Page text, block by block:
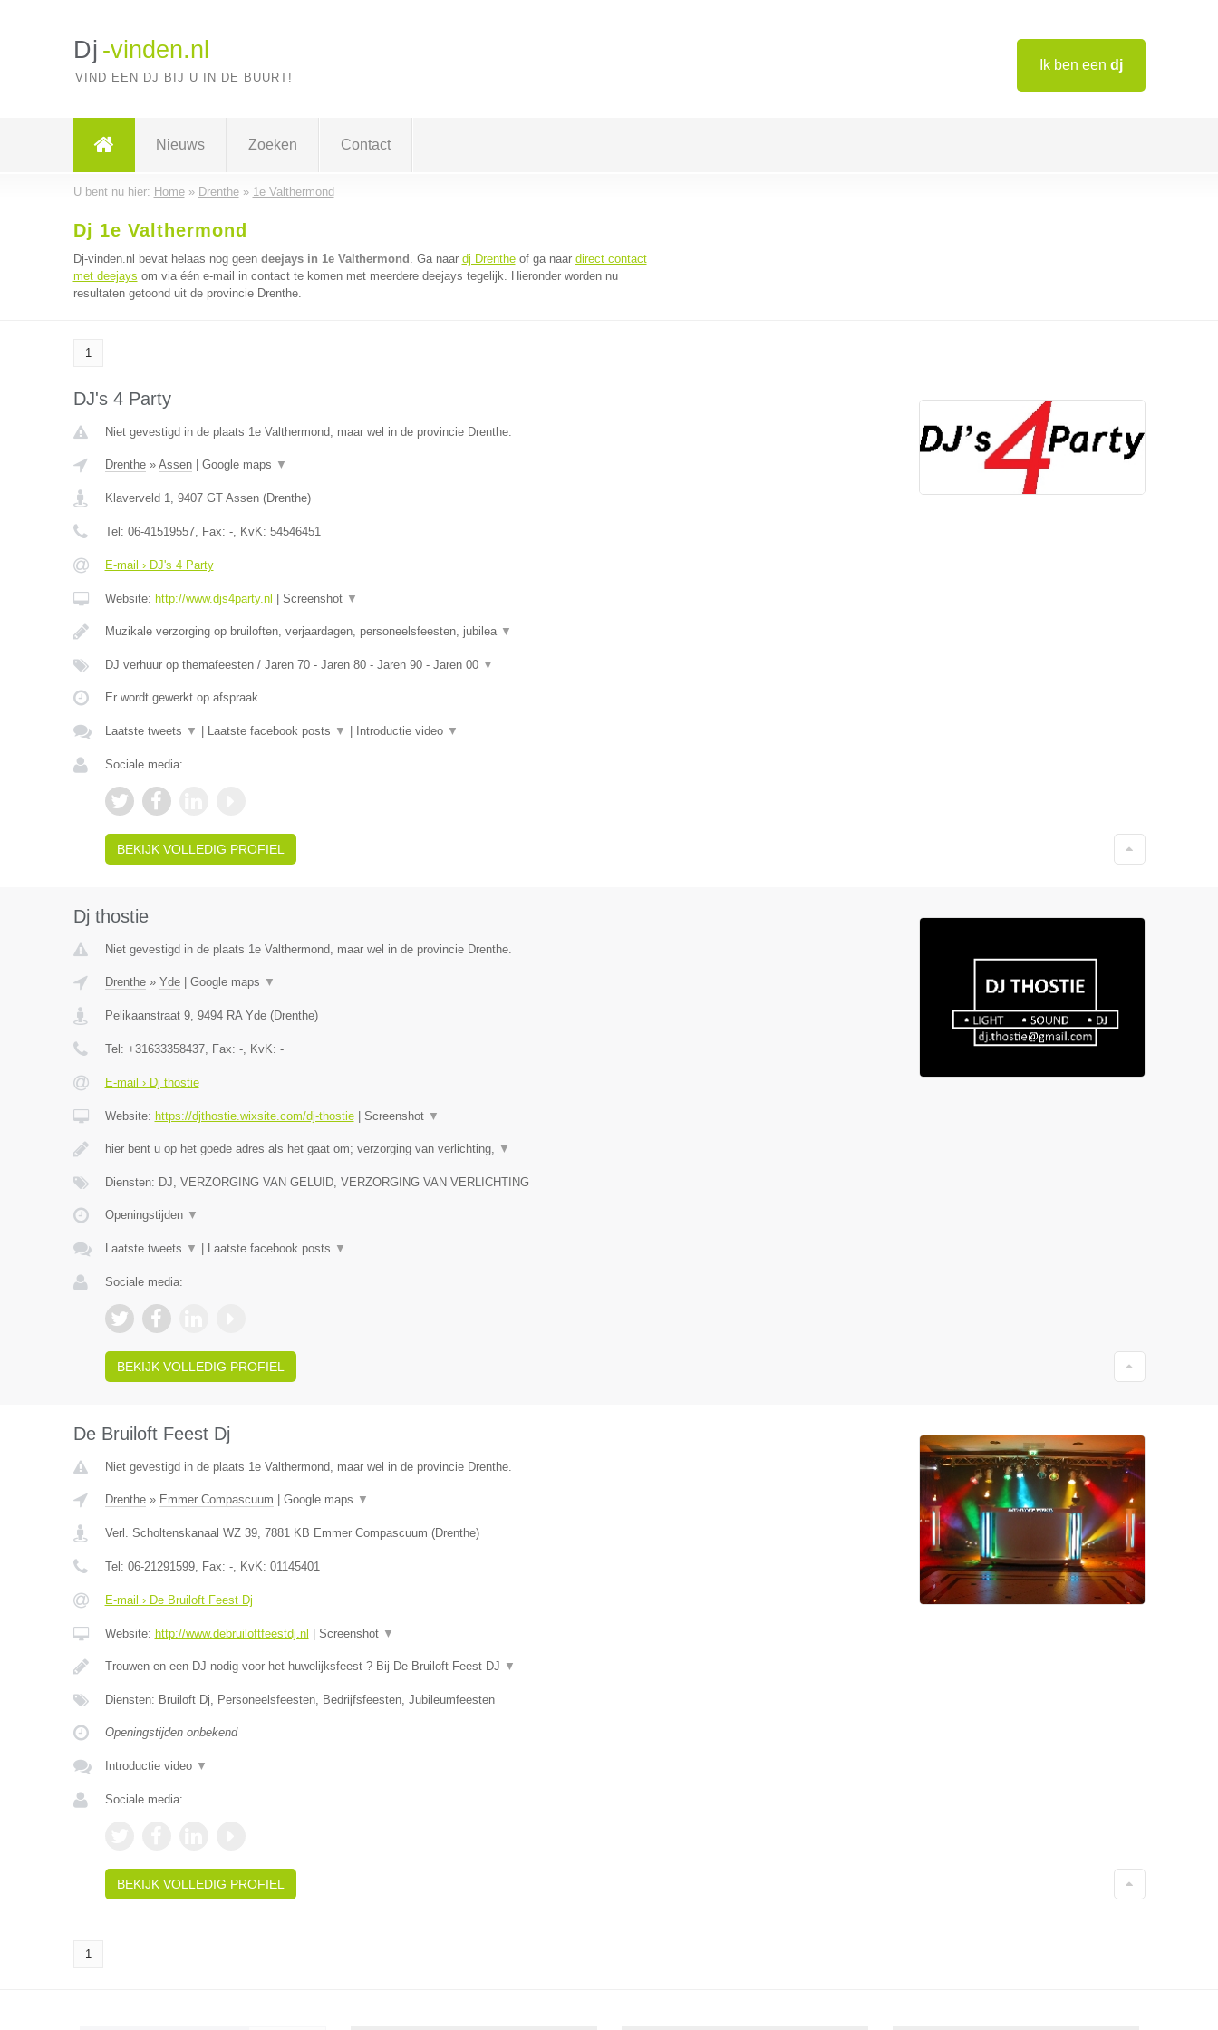
Ik ben een dj
Dj -vinden.nl
VIND EEN DJ BIJ U IN DE BUURT!
Nieuws Zoeken Contact
U bent nu hier: Home» Drenthe» 1e Valthermond
Dj 1e Valthermond
Dj-vinden.nl bevat helaas nog geen deejays in 1e Valthermond . Ga naar dj Drentheof ga naar direct contact
met deejays om via één e-mail in contact te komen met meerdere deejays tegelijk. Hieronder worden nu
resultaten getoond uit de provincie Drenthe.
1
DJ's 4 Party
Niet gevestigd in de plaats 1e Valthermond, maar wel in de provincie Drenthe.
Drenthe» Assen| Google maps ▼
Klaverveld 1, 9407 GT Assen(Drenthe)
Tel: 06-41519557, Fax: -, KvK: 54546451
E-mail › DJ's 4 Party
Website: http://www.djs4party.nl Screenshot ▼
Muzikale verzorging op bruiloften, verjaardagen, personeelsfeesten, jubilea ▼
DJ verhuur op themafeesten / Jaren 70 - Jaren 80 - Jaren 90 - Jaren 00 ▼
Er wordt gewerkt op afspraak.
Laatste tweets ▼ Laatste facebook posts ▼ Introductie video ▼
Sociale media:
BEKIJK VOLLEDIG PROFIEL
Dj thostie
Niet gevestigd in de plaats 1e Valthermond, maar wel in de provincie Drenthe.
Drenthe» Yde| Google maps ▼
Pelikaanstraat 9, 9494 RA Yde(Drenthe)
Tel: +31633358437, Fax: -, KvK: -
E-mail › Dj thostie
Website: https://djthostie.wixsite.com/dj-thostie| Screenshot ▼
hier bent u op het goede adres als het gaat om; verzorging van verlichting, ▼
Diensten: DJ, VERZORGING VAN GELUID, VERZORGING VAN VERLICHTING
Openingstijden ▼
Laatste tweets ▼ Laatste facebook posts ▼
Sociale media:
BEKIJK VOLLEDIG PROFIEL
De Bruiloft Feest Dj
Niet gevestigd in de plaats 1e Valthermond, maar wel in de provincie Drenthe.
Drenthe» Emmer Compascuum Google maps ▼
Verl. Scholtenskanaal WZ 39, 7881 KB Emmer Compascuum (Drenthe)
Tel: 06-21291599, Fax: -, KvK: 01145401
E-mail › De Bruiloft Feest Dj
Website: http://www.debruiloftfeestdj.nl Screenshot ▼
Trouwen en een DJ nodig voor het huwelijksfeest ? Bij De Bruiloft Feest DJ ▼
Diensten: Bruiloft Dj, Personeelsfeesten, Bedrijfsfeesten, Jubileumfeesten
Openingstijden onbekend
Introductie video ▼
Sociale media:
BEKIJK VOLLEDIG PROFIEL
1